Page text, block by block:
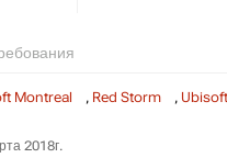
Montreal , Red Storm ,
2018г.